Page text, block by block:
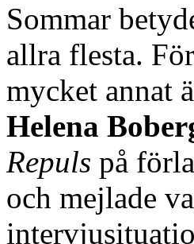
Sommar
allra flesta.
mycket annat
Helena
Repuls på
och mejlade